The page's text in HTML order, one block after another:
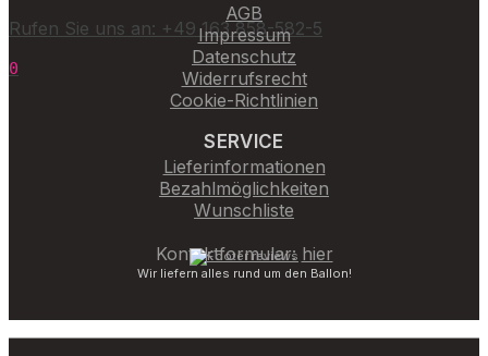
Rufen Sie uns an: +49 163 858-582-5
0
AGB
Impressum
Datenschutz
Widerrufsrecht
Cookie-Richtlinien
SERVICE
Lieferinformationen
Bezahlmöglichkeiten
Wunschliste
Kontaktformular: hier
Wir liefern alles rund um den Ballon!